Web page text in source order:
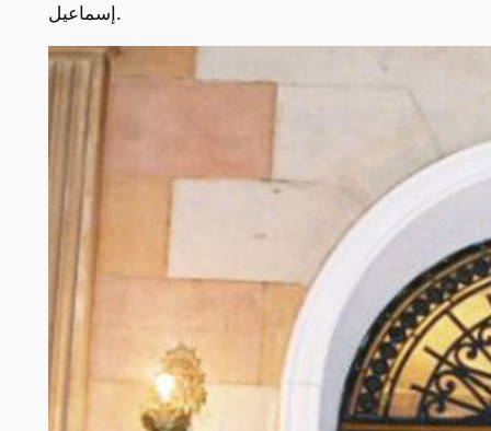
إسماعيل.